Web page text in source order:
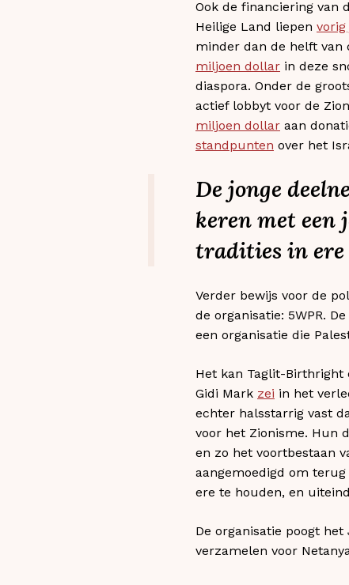
Ook de financiering van
Heilige Land liepen
minder dan de helft van
miljoen dollar in deze
diaspora. Onder de
actief lobbyt voor de
miljoen dollar aan
standpunten over het
De jonge
keren met een
tradities in ere
Verder bewijs voor de
de organisatie: 5WPR.
een organisatie die
Het kan Taglit-Birthright
Gidi Mark zei in het
echter halsstarrig vast
voor het Zionisme. Hun
en zo het voortbestaan
aangemoedigd om
ere te houden, en
De organisatie poogt
verzamelen voor